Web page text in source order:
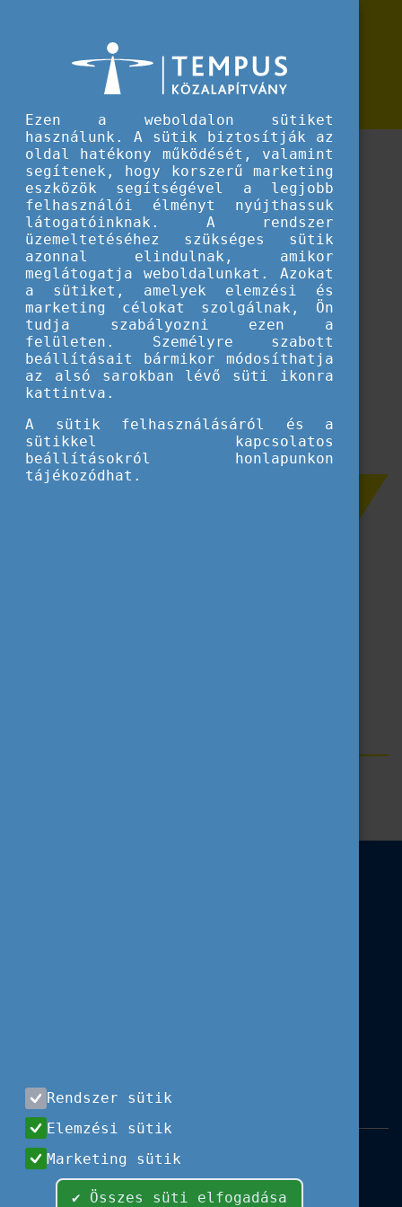
Segédanyagok disszeminációhoz
Segédanyagok a futó és lezárult projektek
Betöltés...
Impresszum |Használati feltételek
Adatvédelem|Sajtóközlemények|Kapcsolat
Ezen a weboldalon sütiket
használunk. A sütik biztosítják az
oldal hatékony működését, valamint
segítenek, hogy korszerű marketing
eszközök segítségével a legjobb
felhasználói élményt nyújthassuk
látogatóinknak. A rendszer
üzemeltetéséhez szükséges sütik
azonnal elindulnak, amikor
meglátogatja weboldalunkat. Azokat
a sütiket, amelyek elemzési és
marketing célokat szolgálnak, Ön
tudja szabályozni ezen a
felületen. Személyre szabott
beállításait bármikor módosíthatja
az alsó sarokban lévő süti ikonra
kattintva.
A sütik felhasználásáról és a
sütikkel kapcsolatos
beállításokról honlapunkon
tájékozódhat.
Rendszer sütik
Elemzési sütik
Marketing sütik
✔ Összes süti elfogadása